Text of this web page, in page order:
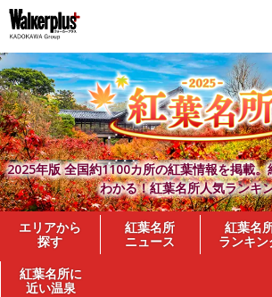
2025年版 全国約1100カ所の紅葉情報を掲載
わかる！紅葉名所人気ランキ
エリアから
探す
紅葉名所
ニュース
紅葉名
ランキン
紅葉名所に
近い温泉